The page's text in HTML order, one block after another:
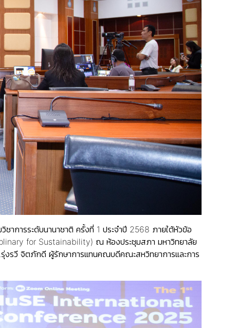
การระดับนานาชาติ ครั้งที่ 1 ประจำปี 2568 ภายใต้หัวข้อ
for Sustainability) ณ ห้องประชุมสภา มหาวิทยาลัย
รวี จิตภักดี ผู้รักษาการแทนคณบดีคณะสหวิทยาการและการ